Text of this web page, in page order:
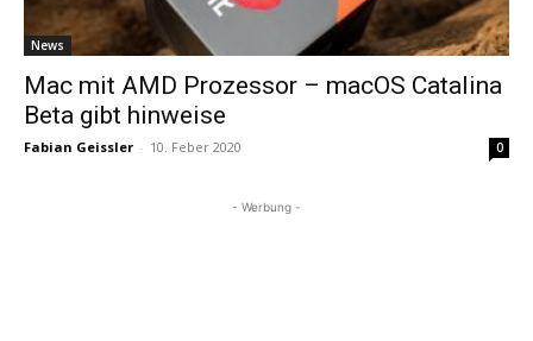
News
Mac mit AMD Prozessor – macOS Catalina
Beta gibt hinweise
Fabian Geissler - 10. Feber 2020 0
- Werbung -